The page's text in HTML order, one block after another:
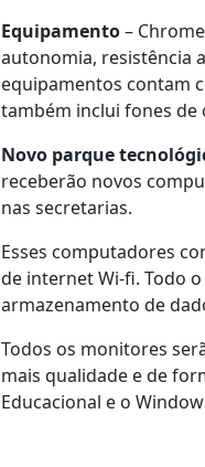
Equipamento–
autonomia, resistência
equipamentos contam
também inclui fones de
Novo parque
receberão novos
nas secretarias.
Esses computadores
de internet Wi-fi. Todo
armazenamento de
Todos os monitores
mais qualidade e de
Educacional e o